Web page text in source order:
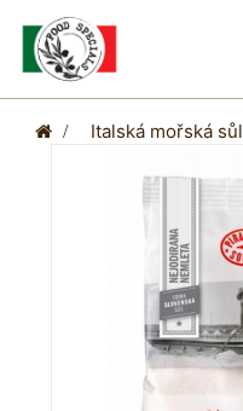
> Italská mořská sůl